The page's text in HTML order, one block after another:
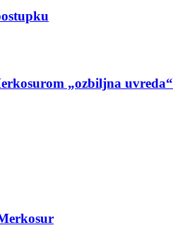
„ozbiljna uvreda“